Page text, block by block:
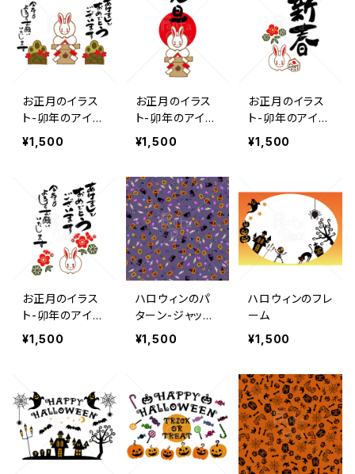
お正月のイラス
ト-卯年のアイコ
ン4
¥1,500
お正月のイラス
ト-卯年のアイコ
ン3
¥1,500
お正月のイラス
ト-卯年のアイコ
ン2
¥1,500
お正月のイラス
ト-卯年のアイコ
ン1
¥1,500
ハロウィンのパ
ターン-ジャック
オランタン-キャ
ンディMIX
¥1,500
ハロウィンのフレ
ーム
¥1,500